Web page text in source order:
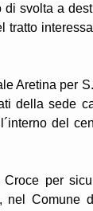
svolta a
Aretina per
della sede
del
per
Comune